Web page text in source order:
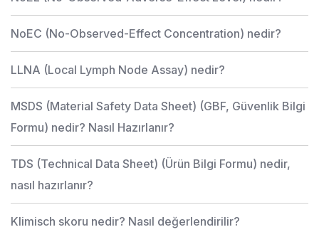
NoEC (No-Observed-Effect Concentration) nedir?
LLNA (Local Lymph Node Assay) nedir?
MSDS (Material Safety Data Sheet) (GBF, Güvenlik Bilgi
Formu) nedir? Nasıl Hazırlanır?
TDS (Technical Data Sheet) (Ürün Bilgi Formu) nedir,
nasıl hazırlanır?
Klimisch skoru nedir? Nasıl değerlendirilir?